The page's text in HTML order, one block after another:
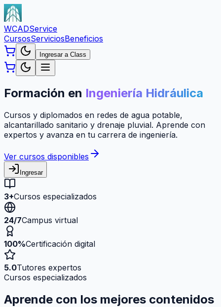
WCADService
CursosServiciosBeneficios
Ingresar a Class
Formación en Ingeniería Hidráulica
Cursos y diplomados en redes de agua potable,
alcantarillado sanitario y drenaje pluvial. Aprende con
expertos y avanza en tu carrera de ingeniería.
Ver cursos disponibles
Ingresar
3+Cursos especializados
24/7Campus virtual
100%Certificación digital
5.0Tutores expertos
Cursos especializados
Aprende con los mejores contenidos